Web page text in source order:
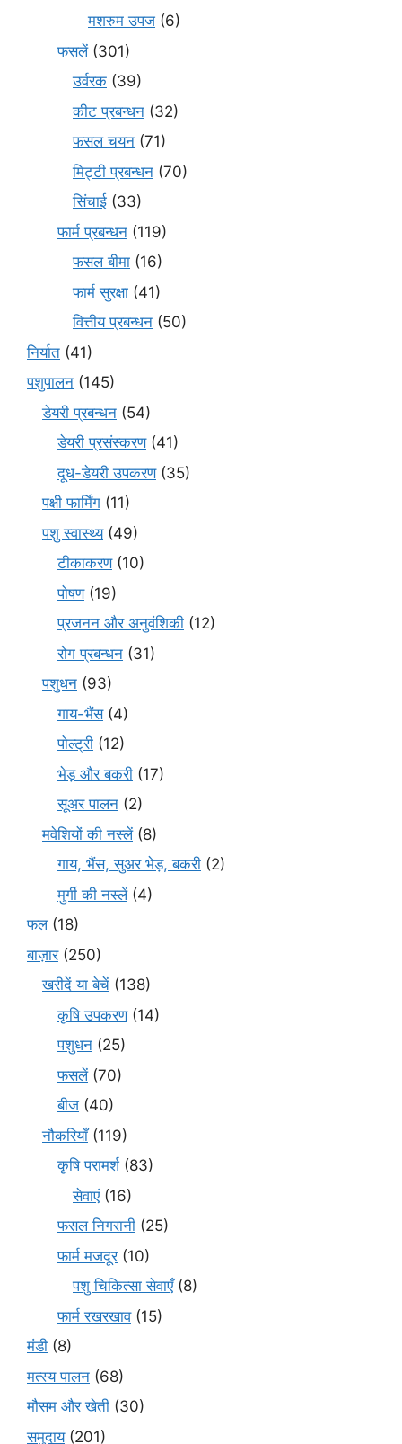
मशरुम उपज (6)
फसलें(301)
उर्वरक (39)
कीट प्रबन्धन (32)
फसल चयन (71)
मि‌ट्टी प्रबन्धन (70)
सिंचाई (33)
फार्म प्रबन्धन (119)
फसल बीमा (16)
फार्म सुरक्षा (41)
वित्तीय प्रबन्धन (50)
निर्यात (41)
पशुपालन (145)
डेयरी प्रबन्धन (54)
डेयरी प्रसंस्करण(41)
दूध-डेयरी उपकरण(35)
पक्षी फार्मिंग (11)
पशु स्वास्थ्य(49)
टीकाकरण(10)
पोषण(19)
प्रजनन और अनुवंशिकी (12)
रोग प्रबन्धन (31)
पशुधन (93)
गाय-भैंस(4)
पोल्ट्री (12)
भेड़ और बकरी (17)
सूअर पालन (2)
मवेशियों की नस्लें(8)
गाय, भैंस, सुअर भेड़, बकरी (2)
मुर्गी की नस्लें(4)
फल(18)
बाज़ार(250)
खरीदें या बेचें (138)
कृषि उपकरण(14)
पशुधन (25)
फसलें(70)
बीज (40)
नौकरियाँ(119)
कृषि परामर्श(83)
सेवाएं(16)
फसल निगरानी (25)
फार्म मजदूर(10)
पशु चिकित्सा सेवाएँ(8)
फार्म रखरखाव(15)
मंडी (8)
मत्स्य पालन (68)
मौसम और खेती (30)
समुदाय(201)